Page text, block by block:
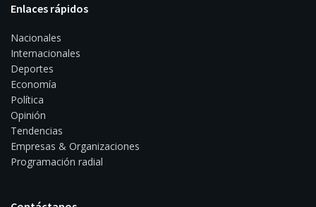
Enlaces rápidos
Nacionales
Internacionales
Deportes
Economía
Política
Opinión
Tendencias
Empresas & Organizaciones
Programación radial